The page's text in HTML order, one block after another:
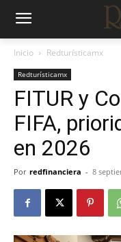
Inicio Redturísticamx
Redturísticamx
FITUR y
FIFA,
en 2026
Por redfinanciera - 8